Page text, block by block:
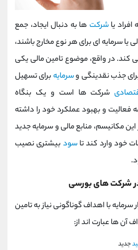
یاشرکت ها به دنبال ایجاد، جمع
یا سرمایه ای برای هر نوع مخارج باشند،
کند. در واقع، موضوع تامین مالی یکی
جذب نقدینگی وسرمایه برای تسهیل
شرکت ها است و یک بنگاه
فعالیت و بهبود عملکرد خود را داشته
این مکانیسم، منابع مالی و سرمایه جدید
خود وارد کند تاسود بیشتری نصیب
شرکت های بورسی
با اهداف گوناگونی نیاز به تامین
آن ها عبارت اند از:
جدید